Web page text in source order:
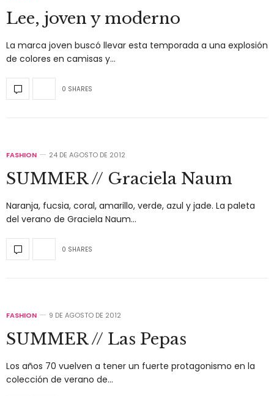
Lee, joven y moderno
La marca joven buscó llevar esta temporada a una explosión
de colores en camisas y…
0 SHARES
FASHION 24 DE AGOSTO DE 2012
SUMMER // Graciela Naum
Naranja, fucsia, coral, amarillo, verde, azul y jade. La paleta
del verano de Graciela Naum…
0 SHARES
FASHION 9 DE AGOSTO DE 2012
SUMMER // Las Pepas
Los años 70 vuelven a tener un fuerte protagonismo en la
colección de verano de…